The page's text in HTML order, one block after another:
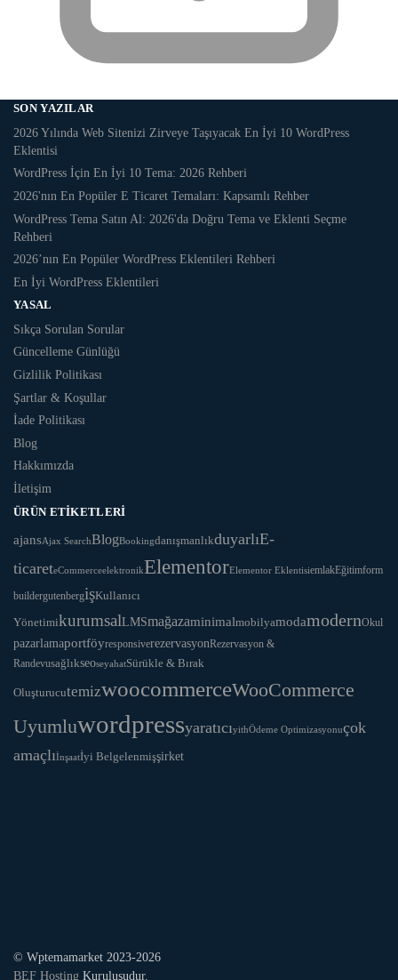
SON YAZILAR
2026 Yılında Web Sitenizi Zirveye Taşıyacak En İyi 10 WordPress
Eklentisi
WordPress İçin En İyi 10 Tema: 2026 Rehberi
2026'nın En Popüler E Ticaret Temaları: Kapsamlı Rehber
WordPress Tema Satın Al: 2026'da Doğru Tema ve Eklenti Seçme
Rehberi
2026’nın En Popüler WordPress Eklentileri Rehberi
En İyi WordPress Eklentileri
YASAL
Sıkça Sorulan Sorular
Güncelleme Günlüğü
Gizlilik Politikası
Şartlar & Koşullar
İade Politikası
Blog
Hakkımızda
İletişim
ÜRÜN ETIKETLERI
ajansAjax SearchBlogBookingdanışmanlıkduyarlıE-
ticareteCommerceelektronikElementorElementor EklentisiemlakEğitimform
buildergutenbergişKullanıcı
YönetimikurumsalLMSmağazaminimalmobilyamodamodernOkul
pazarlamaportföyresponsiverezervasyonRezervasyon &
RandevusağlıkseoseyahatSürükle & Bırak
OluşturucutemizwoocommerceWooCommerce
UyumluwordpressyaratıcıyithÖdeme Optimizasyonuçok
amaçlıİnşaatİyi Belgelenmişşirket
© Wptemamarket 2023-2026
BEF Hosting Kuruluşudur.